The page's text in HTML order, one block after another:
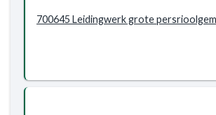
700645 Leidingwerk grote